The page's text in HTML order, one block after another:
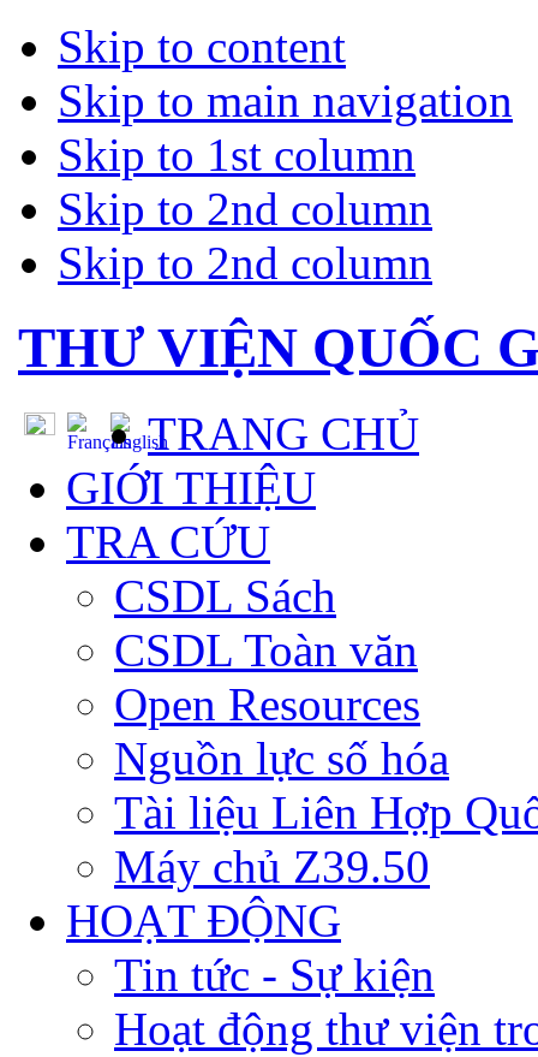
Skip to content
Skip to main navigation
Skip to 1st column
Skip to 2nd column
Skip to 2nd column
THƯ VIỆN QUỐC
TRANG CHỦ
GIỚI THIỆU
TRA CỨU
CSDL Sách
CSDL Toàn văn
Open Resources
Nguồn lực số hóa
Tài liệu Liên Hợp
Máy chủ Z39.50
HOẠT ĐỘNG
Tin tức - Sự kiện
Hoạt động thư viện